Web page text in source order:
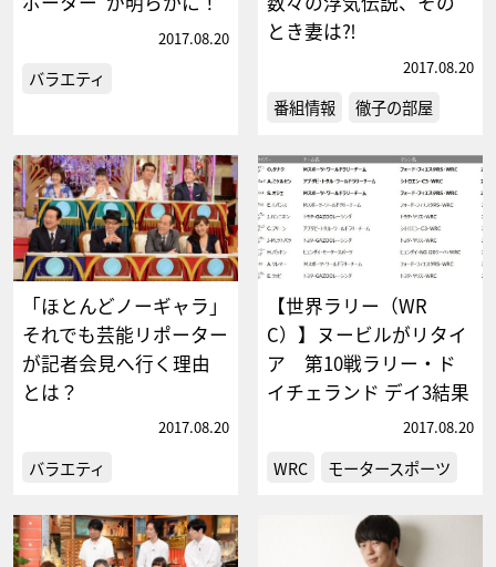
2017.08.20
バラエティ
とき妻は⁈
2017.08.20
番組情報 徹子の部屋
「ほとんどノーギャラ」
それでも芸能リポーター
が記者会見へ行く理由
とは？
2017.08.20
バラエティ
【世界ラリー（WR
C）】ヌービルがリタイ
ア 第10戦ラリー・ド
イチェランド デイ3結果
2017.08.20
WRC モータースポーツ